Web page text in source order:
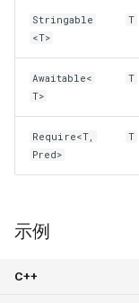
Stringable
<T>
T
Awaitable<
T>
T
Require<T,
Pred>
T
示例
C++